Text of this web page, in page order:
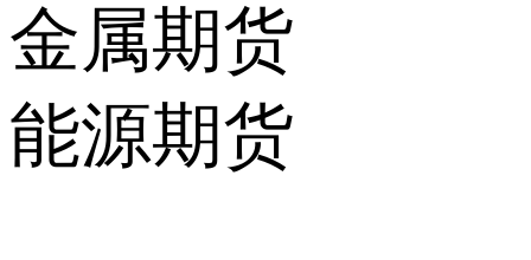
金属期货
能源期货